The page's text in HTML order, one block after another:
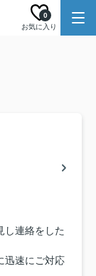
お気に入り
0
し連絡をした
迅速にご対応